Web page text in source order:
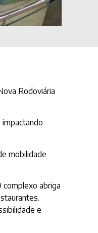
Rodoviária
mobilidade
complexo abriga
e